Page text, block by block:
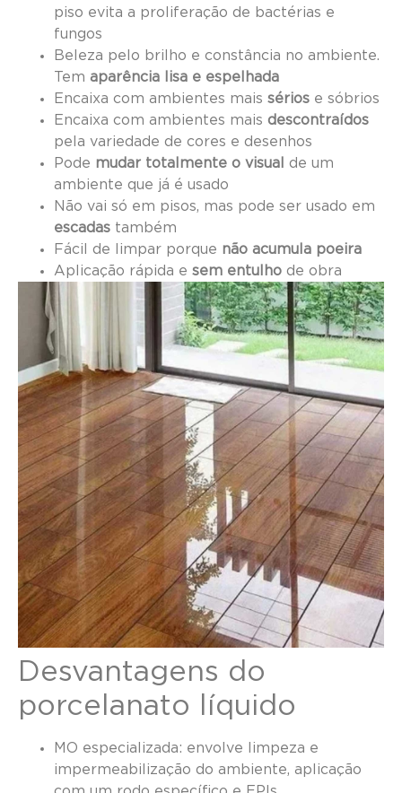
piso evita a proliferação de bactérias e
fungos
Beleza pelo brilho e constância no ambiente.
Tem aparência lisa e espelhada
Encaixa com ambientes mais sérios e sóbrios
Encaixa com ambientes mais descontraídos
pela variedade de cores e desenhos
Pode mudar totalmente o visual
de um
ambiente que já é usado
Não vai só em pisos, mas pode ser usado em
escadas também
Fácil de limpar porque não acumula poeira
Aplicação rápida e sem entulho de obra
Desvantagens do
porcelanato líquido
MO especializada: envolve limpeza e
impermeabilização do ambiente, aplicação